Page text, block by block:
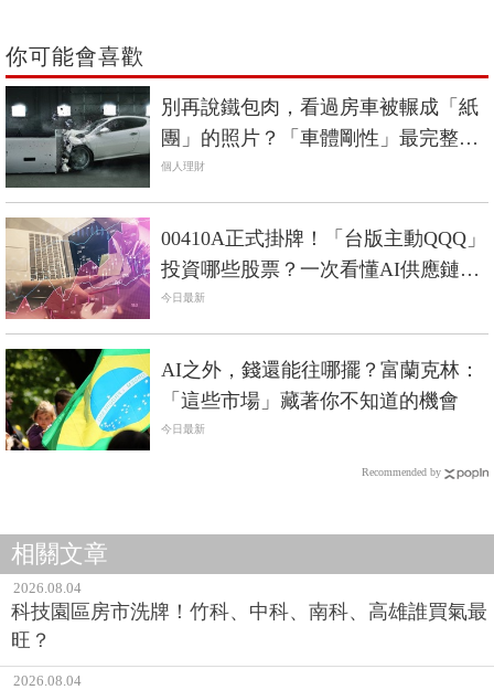
你可能會喜歡
別再說鐵包肉，看過房車被輾成「紙
團」的照片？「車體剛性」最完整解
析《中價位進口車篇》
個人理財
00410A正式掛牌！「台版主動QQQ」
投資哪些股票？一次看懂AI供應鏈布
局
今日最新
AI之外，錢還能往哪擺？富蘭克林：
「這些市場」藏著你不知道的機會
今日最新
Recommended by
相關文章
2026.08.04
科技園區房市洗牌！竹科、中科、南科、高雄誰買氣最
旺？
2026.08.04